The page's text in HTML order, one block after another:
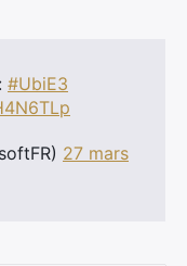
#UbiE3
27 mars